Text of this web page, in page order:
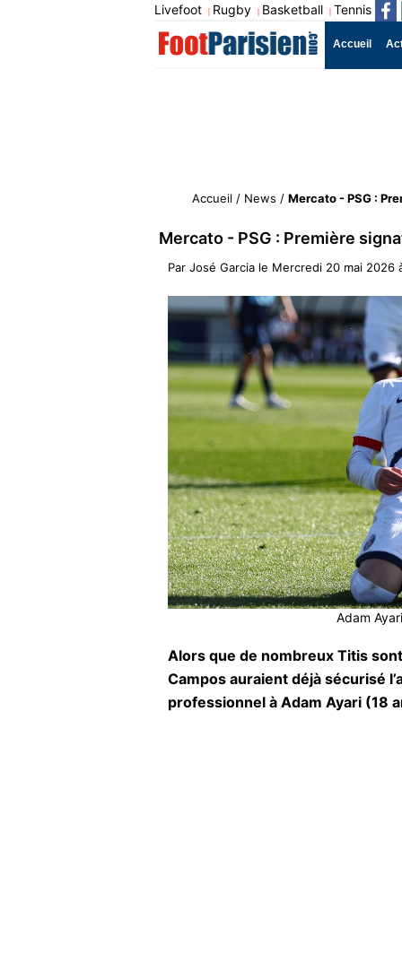
Livefoot | Rugby | Basketball | Tennis
Accueil
Accueil / News / Mercato - PSG :
Mercato - PSG : Première
Par José Garcia le Mercredi 20 mai 2026
Adam
Alors que de nombreux Titis
Campos auraient déjà sécurisé
professionnel à Adam Ayari (18